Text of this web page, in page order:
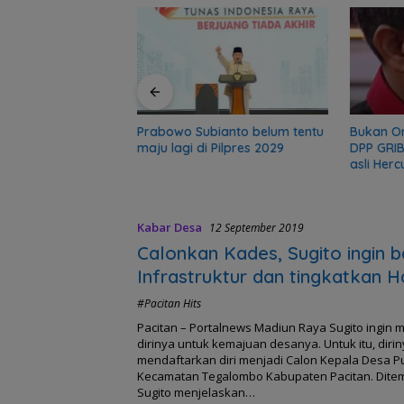
Prabowo Subianto belum tentu
maju lagi di Pilpres 2029
Bukan
DPP
asli
Kabar Desa 12 September 2019
Calonkan Kades, Sugito ingin
Infrastruktur dan tingkatkan
antar Perangkat di Desa
#Pacitan Hits
Pacitan – Portalnews Madiun Raya Sugito ingin
dirinya untuk kemajuan desanya. Untuk itu,
mendaftarkan diri menjadi Calon Kepala Desa
Kecamatan Tegalombo Kabupaten Pacitan.
Sugito menjelaskan…